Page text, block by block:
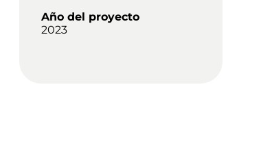
Año del proyecto
2023